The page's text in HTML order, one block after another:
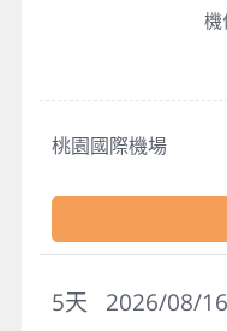
機
桃園國際機場
2026/08/16
5天